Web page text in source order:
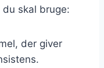
skal bruge:
der giver